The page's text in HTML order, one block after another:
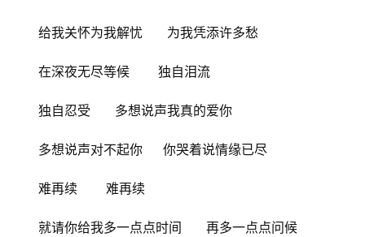
给我关怀为我解忧      为我凭添许多愁
在深夜无尽等候       独自泪流
独自忍受      多想说声我真的爱你
多想说声对不起你     你哭着说情缘已尽
难再续       难再续
就请你给我多一点点时间      再多一点点问候